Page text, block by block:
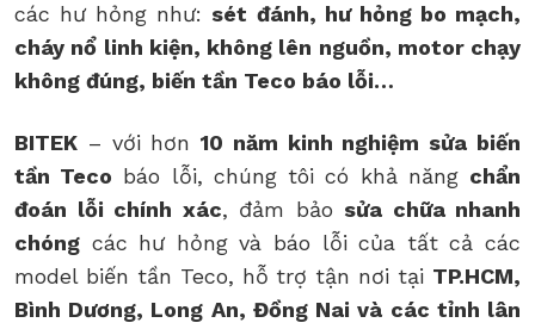
các hư hỏng như: sét đánh, hư hỏng bo mạch,
cháy nổ linh kiện, không lên nguồn, motor chạy
không đúng, biến tần Teco báo lỗi…
BITEK – với hơn10 năm kinh nghiệm sửa biến
tần Teco báo lỗi, chúng tôi có khả năng chẩn
đoán lỗi chính xác, đảm bảo sửa chữa nhanh
chóng các hư hỏng và báo lỗi của tất cả các
model biến tần Teco, hỗ trợ tận nơi tại TP.HCM,
Bình Dương, Long An, Đồng Nai và các tỉnh lân